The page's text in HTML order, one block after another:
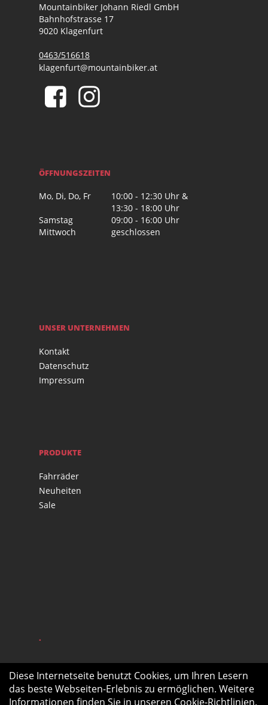
Mountainbiker Johann Riedl GmbH
Bahnhofstrasse 17
9020 Klagenfurt
0463/516618
klagenfurt@mountainbiker.at
ÖFFNUNGSZEITEN
Mo, Di, Do, Fr
10:00 - 12:30 Uhr &
13:30 - 18:00 Uhr
Samstag
09:00 - 16:00 Uhr
Mittwoch
geschlossen
UNSER UNTERNEHMEN
Kontakt
Datenschutz
Impressum
PRODUKTE
Fahrräder
Neuheiten
Sale
.
Diese Internetseite benutzt Cookies, um Ihren Lesern
das beste Webseiten-Erlebnis zu ermöglichen. Weitere
Informationen finden Sie in unseren Cookie-Richtlinien.